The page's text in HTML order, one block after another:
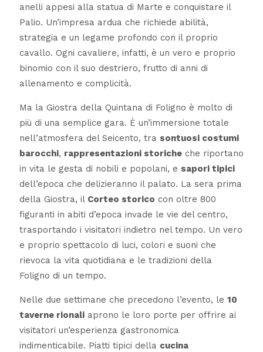
anelli appesi alla statua di Marte e conquistare il
Palio. Un’impresa ardua che richiede abilità,
strategia e un legame profondo con il proprio
cavallo. Ogni cavaliere, infatti, è un vero e proprio
binomio con il suo destriero, frutto di anni di
allenamento e complicità.
Ma la Giostra della Quintana di Foligno è molto di
più di una semplice gara. È un’immersione totale
nell’atmosfera del Seicento, tra sontuosi costumi
barocchi, rappresentazioni storicheche riportano
in vita le gesta di nobili e popolani, e sapori tipici
dell’epoca che delizieranno il palato. La sera prima
della Giostra, il Corteo storico con oltre 800
figuranti in abiti d’epoca invade le vie del centro,
trasportando i visitatori indietro nel tempo. Un vero
e proprio spettacolo di luci, colori e suoni che
rievoca la vita quotidiana e le tradizioni della
Foligno di un tempo.
Nelle due settimane che precedono l’evento, le 10
taverne rionaliaprono le loro porte per offrire ai
visitatori un’esperienza gastronomica
indimenticabile. Piatti tipici della cucina